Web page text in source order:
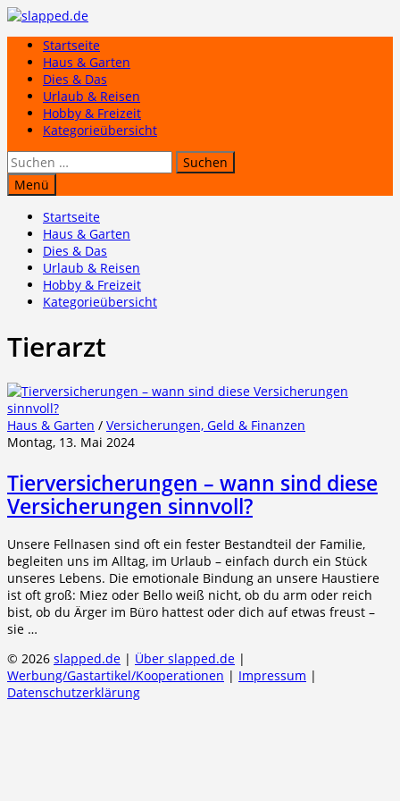
Zum
springenStartseite
Haus & Garten
Dies & Das
Urlaub & Reisen
Hobby & Freizeit
Kategorieübersicht
Suchen
nach:
Menü
Startseite
Haus & Garten
Dies & Das
Urlaub & Reisen
Hobby & Freizeit
Kategorieübersicht
Tierarzt
Haus & Garten / Versicherungen, Geld & Finanzen
Montag, 13. Mai 2024
Tierversicherungen – wann sind diese
Versicherungen sinnvoll?
Unsere Fellnasen sind oft ein fester Bestandteil der Familie,
begleiten uns im Alltag, im Urlaub – einfach durch ein Stück
unseres Lebens. Die emotionale Bindung an unsere Haustiere
ist oft groß: Miez oder Bello weiß nicht, ob du arm oder reich
bist, ob du Ärger im Büro hattest oder dich auf etwas freust –
sie …
© 2026 slapped.de | Über slapped.de |
Werbung/Gastartikel/Kooperationen | Impressum |
Datenschutzerklärung